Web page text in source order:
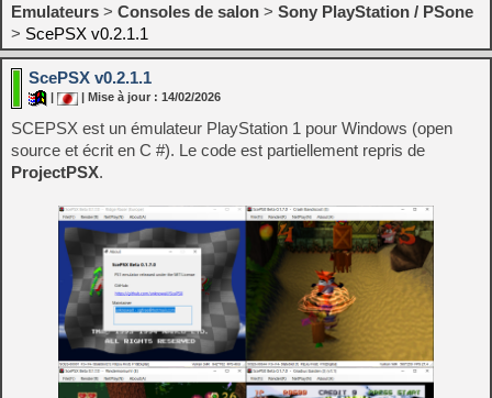
Emulateurs > Consoles de salon > Sony PlayStation / PSone
> ScePSX v0.2.1.1
ScePSX v0.2.1.1
| Mise à jour : 14/02/2026
SCEPSX est un émulateur PlayStation 1 pour Windows (open
source et écrit en C #). Le code est partiellement repris de
ProjectPSX.